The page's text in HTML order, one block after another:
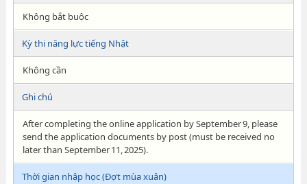
Không bắt buộc
Kỳ thi năng lực tiếng Nhật
Không cần
Ghi chú
After completing the online application by September 9, please
send the application documents by post (must be received no
later than September 11, 2025).
Thời gian nhập học (Đợt mùa xuân)